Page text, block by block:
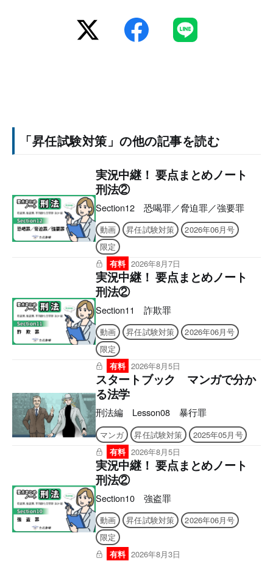
「昇任試験対策」の他の記事を読む
実況中継！ 要点まとめノート
刑法②
Section12 恐喝罪／脅迫罪／強要罪
動画 昇任試験対策
2026年06月号
限定
有料 2026年8月7日
実況中継！ 要点まとめノート
刑法②
Section11 詐欺罪
動画 昇任試験対策
2026年06月号
限定
有料 2026年8月5日
スタートブック マンガで分か
る法学
刑法編 Lesson08 暴行罪
マンガ 昇任試験対策
2025年05月号
有料 2026年8月5日
実況中継！ 要点まとめノート
刑法②
Section10 強盗罪
動画 昇任試験対策
2026年06月号
限定
有料 2026年8月3日